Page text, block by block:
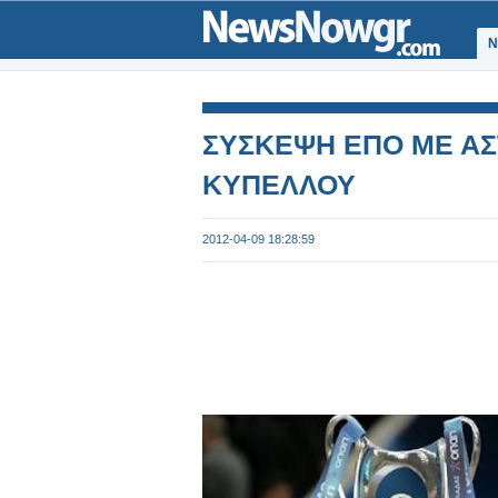
ΣΥΣΚΕΨΗ ΕΠΟ ΜΕ
ΚΥΠΕΛΛΟΥ
2012-04-09 18:28:59